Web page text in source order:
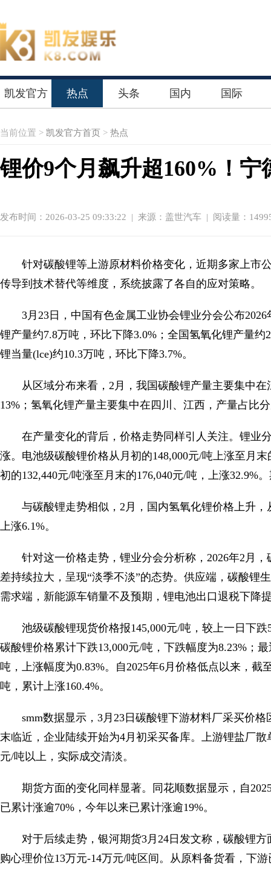
凯发官方 热点 头条 国内 国际
当前位置 > 凯发官方首页 > 热点
锂价9个月飙升超160%！
发布时间：2026-03-25 09:33:22 | 来源：盖世汽车 | 阅读量：
针对碳酸锂等上游原材料价格变化，近期多家上市
传导到技术替代等维度，系统披露了各自的应对策略。
3月23日，中国有色金属工业协会锂业分会公布
锂产量约7.8万吨，环比下降3.0%；全国氢氧化锂产量
锂当量(lce)约10.3万吨，环比下降3.7%。
从区域分布来看，2月，我国碳酸锂产量主要集中
13%；氢氧化锂产量主要集中在四川、江西，产量占比
在产量变化的背后，价格走势同样引人关注。锂业
涨。电池级碳酸锂价格从月初的148,000元/吨上涨至月
初的132,440元/吨涨至月末的176,040元/吨，上涨32.9%
与碳酸锂走势相似，2月，国内氢氧化锂价格上升
上涨6.1%。
针对这一价格走势，锂业分会分析称，2026年2月
差持续拉大，呈现“淡季不淡”的态势。供应端，碳酸锂
需求端，新能源车销量不及预期，锂电池出口退税下降
池级碳酸锂现货价格报145,000元/吨，较上一日下
碳酸锂价格累计下跌13,000元/吨，下跌幅度为8.23%；
吨，上涨幅度为0.83%。自2025年6月价格低点以来，截
吨，累计上涨160.4%。
smm数据显示，3月23日碳酸锂下游材料厂采买价
末临近，企业陆续开始为4月初采买备库。上游锂盐厂
元/吨以上，实际成交清淡。
期货方面的变化同样显著。同花顺数据显示，自
已累计涨逾70%，今年以来已累计涨逾19%。
对于后续走势，银河期货3月24日发文称，碳酸锂
购心理价位13万元-14万元/吨区间。从原料备货看，下